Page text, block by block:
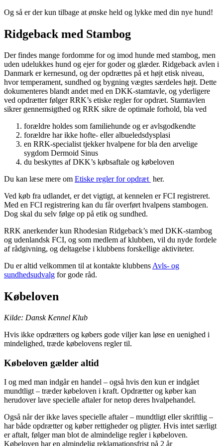
Og så er der kun tilbage at ønske held og lykke med din nye hund!
Ridgeback med Stambog
Der findes mange fordomme for og imod hunde med stambog, men
uden udelukkes hund og ejer for goder og glæder. Ridgeback avlen i
Danmark er kernesund, og der opdrættes på et højt etisk niveau,
hvor temperament, sundhed og bygning vægtes særdeles højt. Dette
dokumenteres blandt andet med en DKK-stamtavle, og yderligere
ved opdrætter følger RRK’s etiske regler for opdræt. Stamtavlen
sikrer gennemsigthed og RRK sikre de optimale forhold, bla ved
forældre holdes som familiehunde og er avlsgodkendte
forældre har ikke hofte- eller albueledsdysplasi
en RRK-specialist tjekker hvalpene for bla den arvelige
sygdom Dermoid Sinus
du beskyttes af DKK’s købsaftale og købeloven
Du kan læse mere om Etiske regler for opdræt her.
Ved køb fra udlandet, er det vigtigt, at kennelen er FCI registreret.
Med en FCI registrering kan du får overført hvalpens stambogen.
Dog skal du selv følge op på etik og sundhed.
RRK anerkender kun Rhodesian Ridgeback’s med DKK-stambog
og udenlandsk FCI, og som medlem af klubben, vil du nyde fordele
af rådgivning, og deltagelse i klubbens forskellige aktiviteter.
Du er altid velkommen til at kontakte klubbens Avls- og
sundhedsudvalg for gode råd.
Købeloven
Kilde: Dansk Kennel Klub
Hvis ikke opdrætters og købers gode viljer kan løse en uenighed i
mindelighed, træde købelovens regler til.
Købeloven gælder altid
I og med man indgår en handel – også hvis den kun er indgået
mundtligt – træder købeloven i kraft. Opdrætter og køber kan
herudover lave specielle aftaler for netop deres hvalpehandel.
Også når der ikke laves specielle aftaler – mundtligt eller skriftlig –
har både opdrætter og køber rettigheder og pligter. Hvis intet særligt
er aftalt, følger man blot de almindelige regler i købeloven.
Købeloven har en almindelig reklamationsfrist på 2 år